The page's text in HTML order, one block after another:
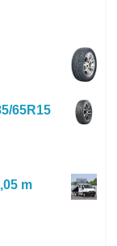
65R15
m